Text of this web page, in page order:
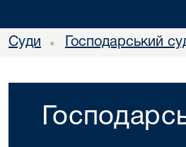
Суди • Господарський